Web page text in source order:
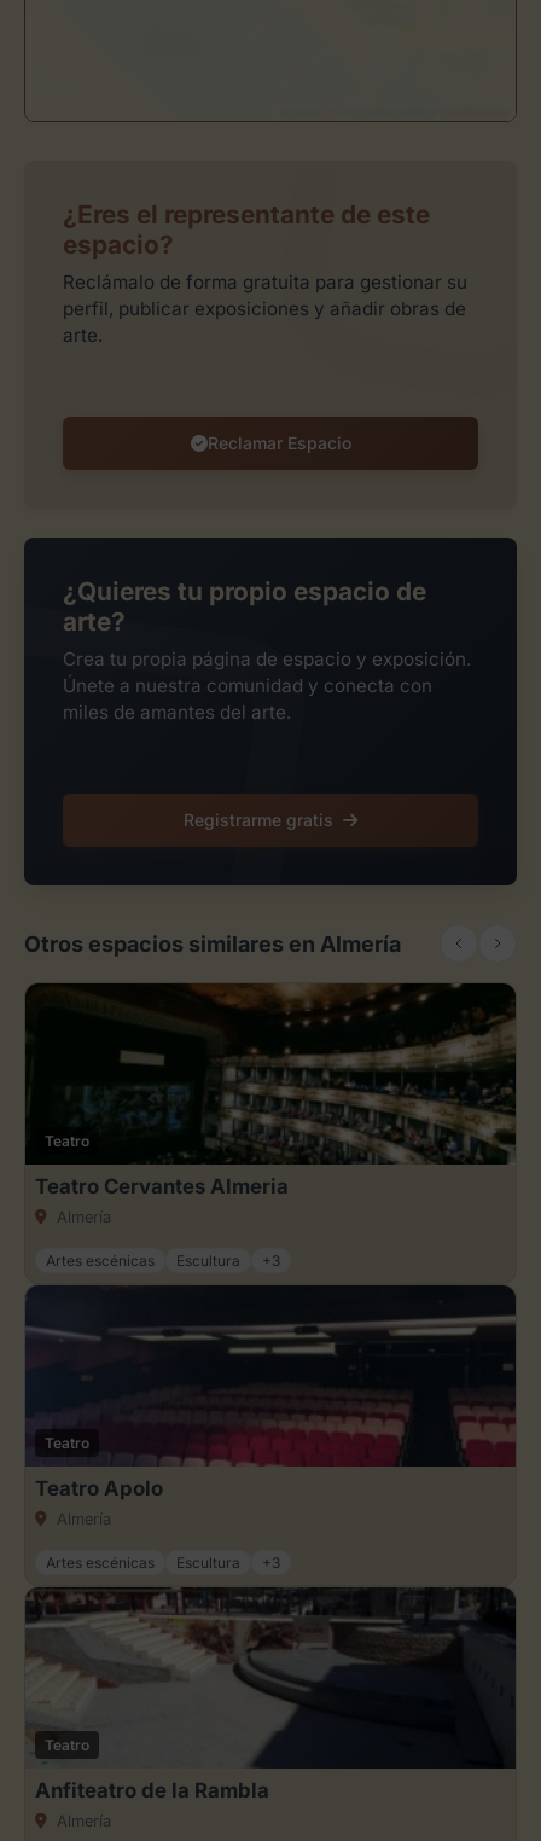
¿Eres el representante de este
espacio?
Reclámalo de forma gratuita para gestionar su
perfil, publicar exposiciones y añadir obras de
arte.
Reclamar Espacio
¿Quieres tu propio espacio de
arte?
Crea tu propia página de espacio y exposición.
Únete a nuestra comunidad y conecta con
miles de amantes del arte.
Registrarme gratis
Otros espacios similares en Almería
Teatro
Teatro Cervantes Almeria
Almería
Artes escénicas Escultura +3
Teatro
Teatro Apolo
Almería
Artes escénicas Escultura +3
Teatro
Anfiteatro de la Rambla
Almería